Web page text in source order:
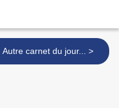
Autre carnet du jour... >